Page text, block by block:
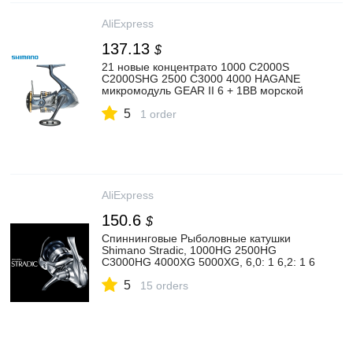
AliExpress
137.13 $
21 новые концентрато 1000 C2000S
C2000SHG 2500 C3000 4000 HAGANE
микромодуль GEAR II 6 + 1BB морской
спиннинга
5 1 order
AliExpress
150.6 $
Спиннинговые Рыболовные катушки
Shimano Stradic, 1000HG 2500HG
C3000HG 4000XG 5000XG, 6,0: 1 6,2: 1 6
колесо|fishing reel|shimano
5 15 orders